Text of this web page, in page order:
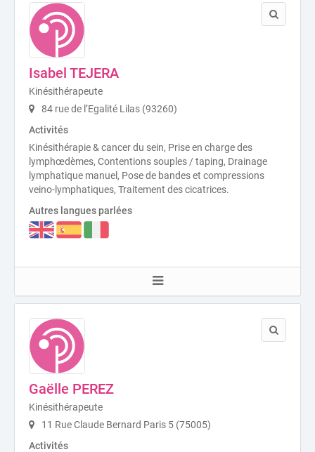
Isabel TEJERA
Kinésithérapeute
84 rue de l’Egalité Lilas (93260)
Activités
Kinésithérapie & cancer du sein, Prise en charge des
lymphœdèmes, Contentions souples / taping, Drainage
lymphatique manuel, Pose de bandes et compressions
veino-lymphatiques, Traitement des cicatrices.
Autres langues parlées
Gaëlle PEREZ
Kinésithérapeute
11 Rue Claude Bernard Paris 5 (75005)
Activités